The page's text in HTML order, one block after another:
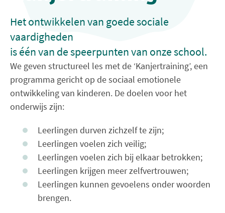
Het ontwikkelen van goede sociale
vaardigheden
is één van de speerpunten van onze school.
We geven structureel les met de ‘Kanjertraining’, een
programma gericht op de sociaal emotionele
ontwikkeling van kinderen. De doelen voor het
onderwijs zijn:
Leerlingen durven zichzelf te zijn;
Leerlingen voelen zich veilig;
Leerlingen voelen zich bij elkaar betrokken;
Leerlingen krijgen meer zelfvertrouwen;
Leerlingen kunnen gevoelens onder woorden
brengen.